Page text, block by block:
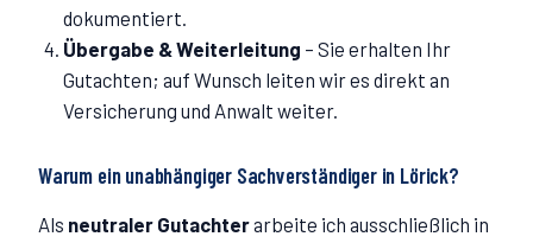
dokumentiert.
Übergabe & Weiterleitung – Sie erhalten Ihr
Gutachten; auf Wunsch leiten wir es direkt an
Versicherung und Anwalt weiter.
Warum ein unabhängiger Sachverständiger in Lörick?
Als neutraler Gutachterarbeite ich ausschließlich in